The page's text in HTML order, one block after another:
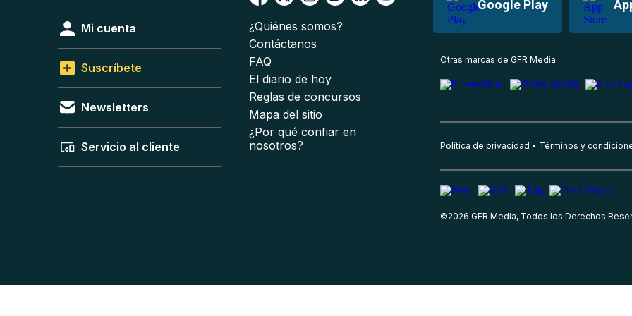
Google Play
Mi cuenta
Suscríbete
Newsletters
Servicio al cliente
¿Quiénes somos?
Contáctanos
FAQ
El diario de hoy
Reglas de concursos
Mapa del sitio
¿Por qué confiar en
nosotros?
Otras marcas de GFR Media
Política de privacidad Términos y
©2026 GFR Media, Todos los Derechos